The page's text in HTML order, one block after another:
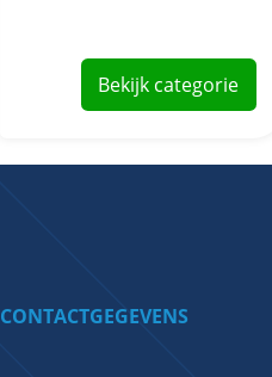
Bekijk categorie
CONTACTGEGEVENS